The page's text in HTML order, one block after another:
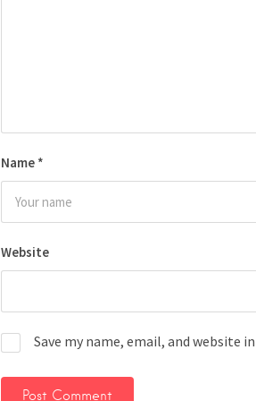
Name *
Website
Save my name, email, and website